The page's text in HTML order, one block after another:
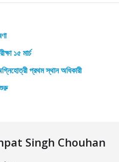
১৫ মার্চ
প্রথম স্থান অধিকারী
Singh Chouhan